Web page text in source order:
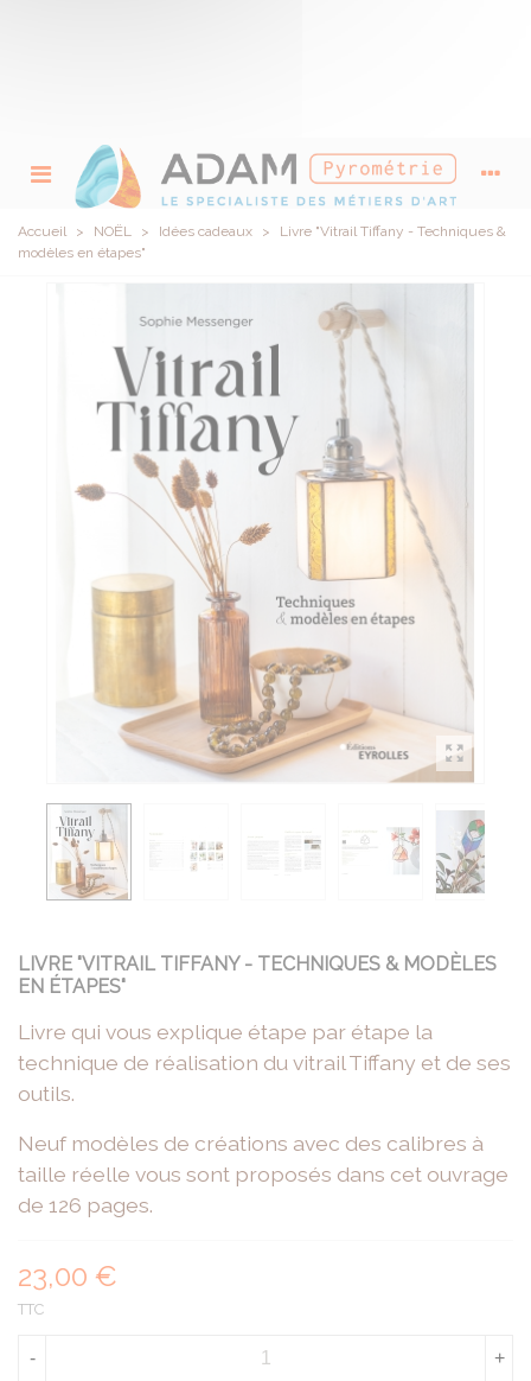
Accueil > NOËL > Idées cadeaux >
Livre "Vitrail Tiffany - Techniques &
modèles en étapes"
LIVRE "VITRAIL TIFFANY - TECHNIQUES & MODÈLES
EN ÉTAPES"
Livre qui vous explique étape par étape la
technique de réalisation du vitrail Tiffany et de ses
outils.
Neuf modèles de créations avec des calibres à
taille réelle vous sont proposés dans cet ouvrage
de 126 pages.
23,00 €
TTC
- +